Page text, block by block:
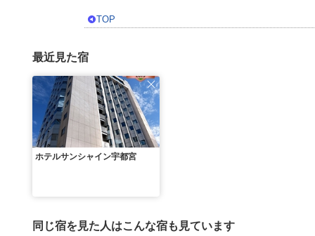
TOP
最近見た宿
ホテルサンシャイン宇都宮
同じ宿を見た人はこんな宿も見ています